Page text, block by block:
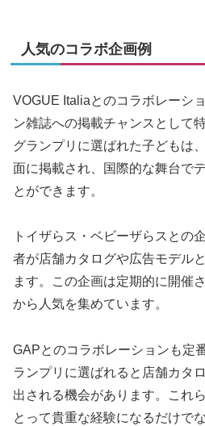
人気のコラボ企画例
VOGUE Italiaとのコラボレーシ
ン雑誌への掲載チャンスとして
グランプリに選ばれた子どもは
面に掲載され、国際的な舞台で
とができます。
トイザらス・ベビーザらスとの
者が店舗カタログや広告モデル
ます。この企画は定期的に開催
から人気を集めています。
GAPとのコラボレーションも定
ランプリに選ばれると店舗カタ
出される機会があります。これ
とって貴重な経験になるだけで